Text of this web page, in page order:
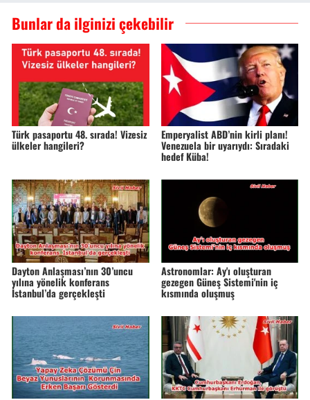
Bunlar da ilginizi çekebilir
Türk pasaportu 48. sırada! Vizesiz
ülkeler hangileri?
Emperyalist ABD’nin kirli planı!
Venezuela bir uyarıydı: Sıradaki
hedef Küba!
Dayton Anlaşması’nın 30’uncu
yılına yönelik konferans
İstanbul’da gerçekleşti
Astronomlar: Ay'ı oluşturan
gezegen Güneş Sistemi'nin iç
kısmında oluşmuş